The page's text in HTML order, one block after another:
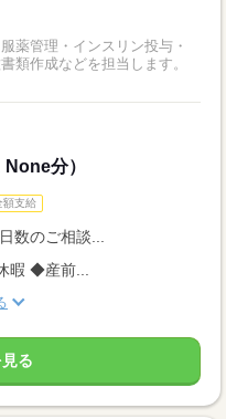
薬管理・インスリン投与・
類作成などを担当します。
分）
額支給
数のご相談...
◆産前...
る